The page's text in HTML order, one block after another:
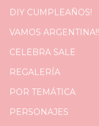
DIY CUMPLEAÑOS!
VAMOS ARGENTINA!!
CELEBRA SALE
REGALERÍA
POR TEMÁTICA
PERSONAJES